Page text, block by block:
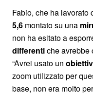
Fabio, che ha lavorato
5,6 montato su una
non ha esitato a
differentiche avrebbe
“Avrei usato un
zoom utilizzato per
base, non era molto